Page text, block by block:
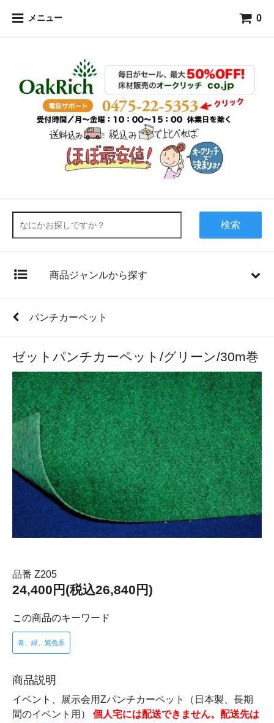
メニュー 0
検索
商品ジャンルから探す
パンチカーペット
ゼットパンチカーペット/グリーン/30m巻
品番 Z205
24,400円(税込26,840円)
この商品のキーワード
青、緑、紫色系
商品説明
イベント、展示会用Zパンチカーペット（日本製、長期
間のイベント用） 個人宅には配送できません。配送先は